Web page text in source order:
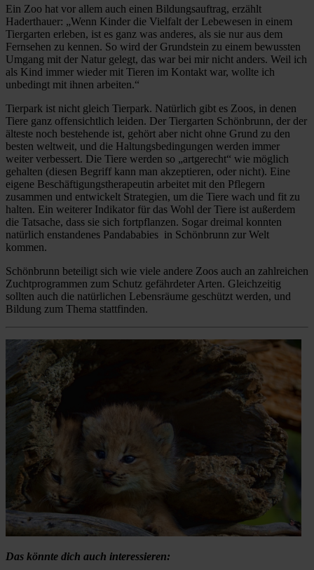
Ein Zoo hat vor allem auch einen Bildungsauftrag, erzählt
Haderthauer: „Wenn Kinder die Vielfalt der Lebewesen in einem
Tiergarten erleben, ist es ganz was anderes, als sie nur aus dem
Fernsehen zu kennen. So wird der Grundstein zu einem bewussten
Umgang mit der Natur gelegt, das war bei mir nicht anders. Weil ich
als Kind immer wieder mit Tieren im Kontakt war, wollte ich
unbedingt mit ihnen arbeiten.“
Tierpark ist nicht gleich Tierpark. Natürlich gibt es Zoos, in denen
Tiere ganz offensichtlich leiden. Der Tiergarten Schönbrunn, der der
älteste noch bestehende ist, gehört aber nicht ohne Grund zu den
besten weltweit, und die Haltungsbedingungen werden immer
weiter verbessert. Die Tiere werden so „artgerecht“ wie möglich
gehalten (diesen Begriff kann man akzeptieren, oder nicht). Eine
eigene Beschäftigungstherapeutin arbeitet mit den Pflegern
zusammen und entwickelt Strategien, um die Tiere wach und fit zu
halten. Ein weiterer Indikator für das Wohl der Tiere ist außerdem
die Tatsache, dass sie sich fortpflanzen. Sogar dreimal konnten
natürlich enstandenes Pandababies in Schönbrunn zur Welt
kommen.
Schönbrunn beteiligt sich wie viele andere Zoos auch an zahlreichen
Zuchtprogrammen zum Schutz gefährdeter Arten. Gleichzeitig
sollten auch die natürlichen Lebensräume geschützt werden, und
Bildung zum Thema stattfinden.
Das könnte dich auch interessieren: